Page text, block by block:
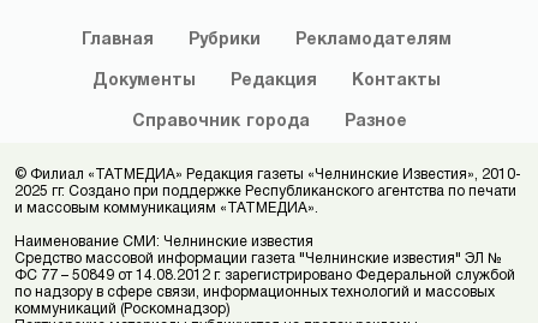
Главная Рубрики Рекламодателям
Документы Редакция Контакты
Справочник города Разное
© Филиал «ТАТМЕДИА» Редакция газеты «Челнинские Известия», 2010-
2025 гг. Создано при поддержке Республиканского агентства по печати
и массовым коммуникациям «ТАТМЕДИА».
Наименование СМИ: Челнинские известия
Средство массовой информации газета "Челнинские известия" ЭЛ №
ФС 77 – 50849 от 14.08.2012 г. зарегистрировано Федеральной службой
по надзору в сфере связи, информационных технологий и массовых
коммуникаций (Роскомнадзор)